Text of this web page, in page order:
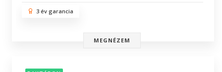
3 év garancia
MEGNÉZEM